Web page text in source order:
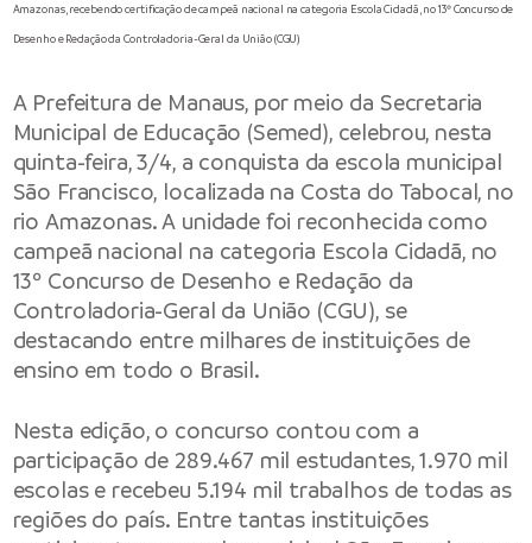
Amazonas, recebendo certificação de campeã nacional na categoria Escola Cidadã, no 13º Concurso de
Desenho e Redação da Controladoria-Geral da União (CGU)
A Prefeitura de Manaus, por meio da Secretaria
Municipal de Educação (Semed), celebrou, nesta
quinta-feira, 3/4, a conquista da escola municipal
São Francisco, localizada na Costa do Tabocal, no
rio Amazonas. A unidade foi reconhecida como
campeã nacional na categoria Escola Cidadã, no
13º Concurso de Desenho e Redação da
Controladoria-Geral da União (CGU), se
destacando entre milhares de instituições de
ensino em todo o Brasil.
Nesta edição, o concurso contou com a
participação de 289.467 mil estudantes, 1.970 mil
escolas e recebeu 5.194 mil trabalhos de todas as
regiões do país. Entre tantas instituições